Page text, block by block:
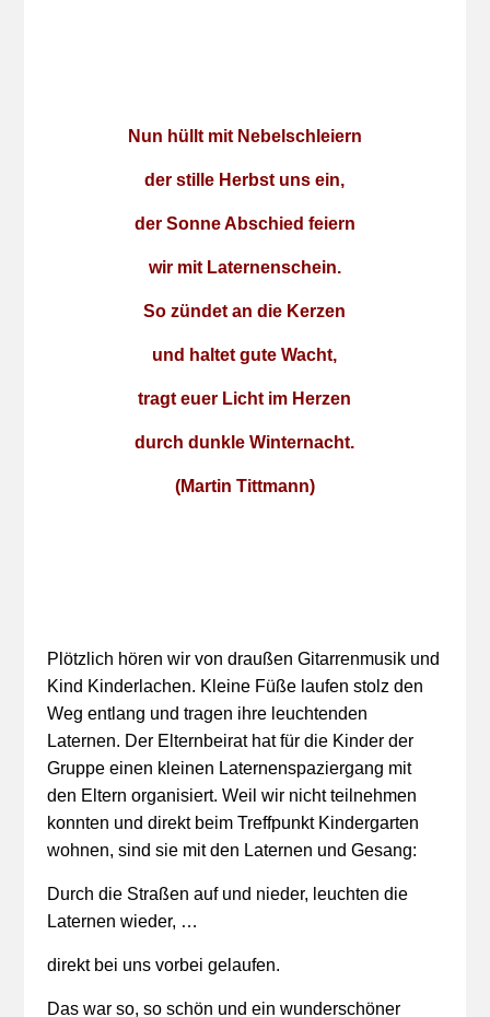
Nun hüllt mit Nebelschleiern
der stille Herbst uns ein,
der Sonne Abschied feiern
wir mit Laternenschein.
So zündet an die Kerzen
und haltet gute Wacht,
tragt euer Licht im Herzen
durch dunkle Winternacht.
(Martin Tittmann)
Plötzlich hören wir von draußen Gitarrenmusik und
Kind Kinderlachen. Kleine Füße laufen stolz den
Weg entlang und tragen ihre leuchtenden
Laternen. Der Elternbeirat hat für die Kinder der
Gruppe einen kleinen Laternenspaziergang mit
den Eltern organisiert. Weil wir nicht teilnehmen
konnten und direkt beim Treffpunkt Kindergarten
wohnen, sind sie mit den Laternen und Gesang:
Durch die Straßen auf und nieder, leuchten die
Laternen wieder, …
direkt bei uns vorbei gelaufen.
Das war so, so schön und ein wunderschöner